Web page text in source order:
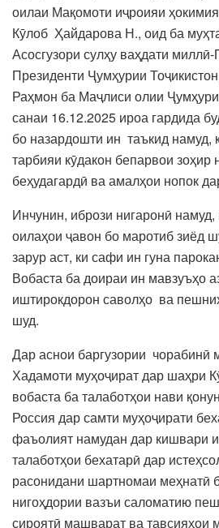
оилаи Мақомоти иҷроияи
Кӯлоб Ҳайдарова Н., оид ба
Асосгузори сулҳу ваҳдати
Президенти Ҷумҳурии
Раҳмон ба Маҷлиси олии
санаи 16.12.2025 ироа гардида
бо назардошти ин таъкид намуд,
тарбияи кӯдакон бепарвои зоҳир
беҳудагардӣ ва амалҳои нопок
Инчунин, ибрози нигаронӣ
оилаҳои ҷавон бо маротиб зиёд
зарур аст, ки сафи ин гуна
Вобаста ба доираи ин мавзуъҳо
иштирокдорон саволҳо ва
шуд.
Дар аснои баргузории чорабинӣ
Хадамоти муҳоҷират дар шаҳри
вобаста ба талаботҳои нави
Россия дар самти муҳоҷирати
фаъолият намудан дар кишвари
талаботҳои бехатарӣ дар
расонидани шартномаи меҳнатӣ
нигоҳдории вазъи саломатию
сироятӣ машварат ва тавсияҳои